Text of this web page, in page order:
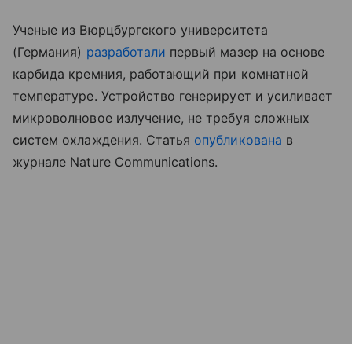
Ученые из Вюрцбургского университета
(Германия) разработали первый мазер на основе
карбида кремния, работающий при комнатной
температуре. Устройство генерирует и усиливает
микроволновое излучение, не требуя сложных
систем охлаждения. Статья опубликована в
журнале Nature Communications.